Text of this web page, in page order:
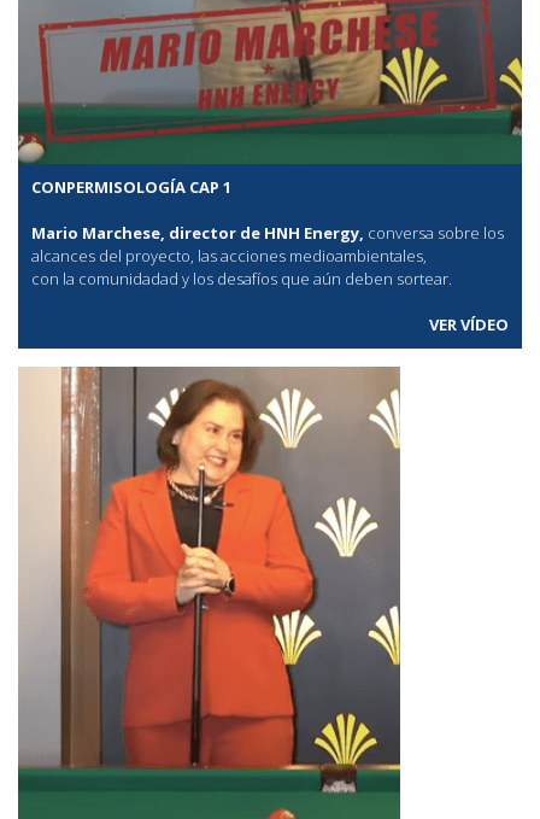
CONPERMISOLOGÍA CAP 1
Mario Marchese, director de HNH Energy, conversa sobre los
alcances del proyecto, las acciones medioambientales,
con la comunidadad y los desafíos que aún deben sortear.
VER VÍDEO